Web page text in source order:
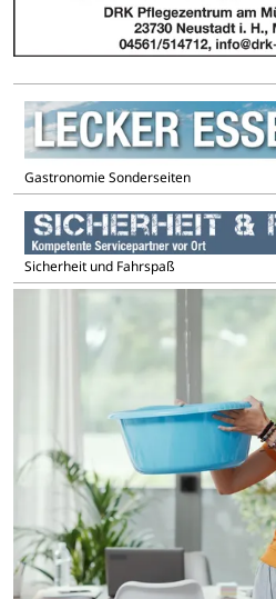
Gastronomie Sonderseiten
Sicherheit und Fahrspaß